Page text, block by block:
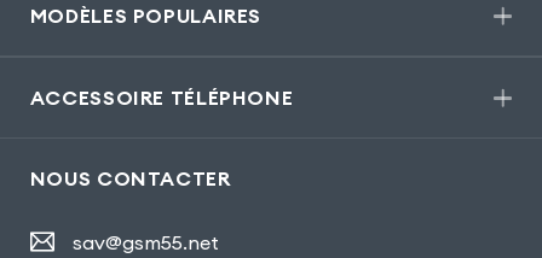
MODÈLES POPULAIRES
ACCESSOIRE TÉLÉPHONE
NOUS CONTACTER
sav@gsm55.net